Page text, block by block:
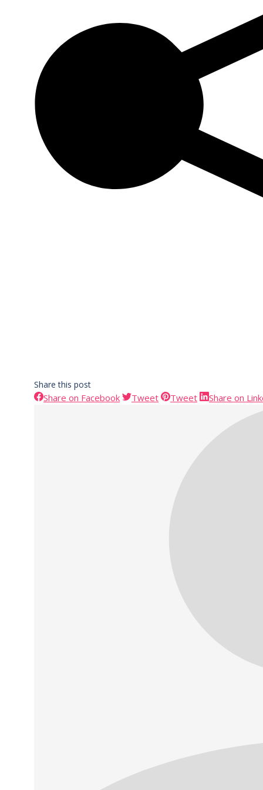
Share this post
Share on FacebookShareTweetShareTweetShare
Pinterest
Share on